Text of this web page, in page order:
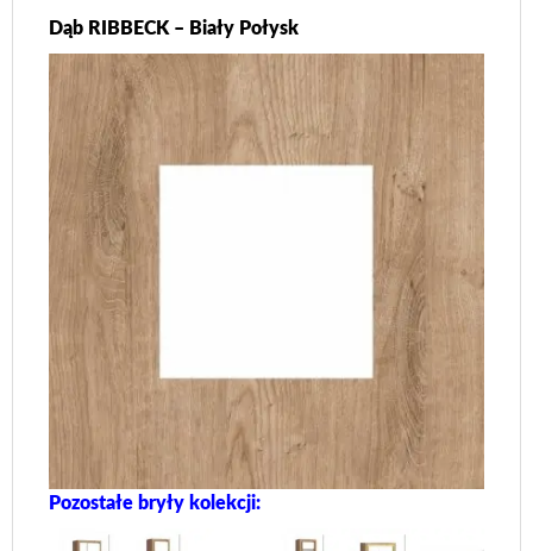
Dąb RIBBECK – Biały Połysk
Pozostałe bryły kolekcji: